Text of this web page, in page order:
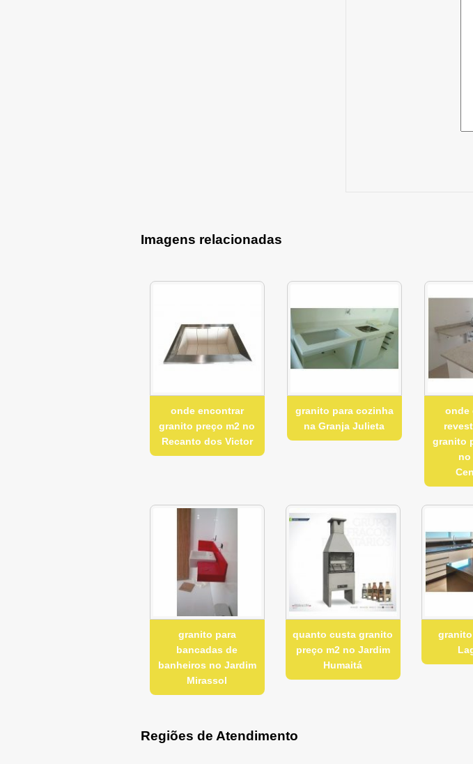
Imagens relacionadas
onde encontrar
granito preço m2 no
Recanto dos Victor
granito para cozinha
na Granja Julieta
onde
granito
no
granito para
bancadas de
banheiros no Jardim
Mirassol
quanto custa granito
preço m2 no Jardim
Humaitá
granito
Regiões de Atendimento